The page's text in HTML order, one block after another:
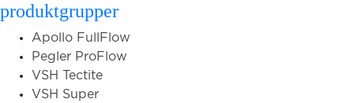
produktgrupper
Apollo FullFlow
Pegler ProFlow
VSH Tectite
VSH Super